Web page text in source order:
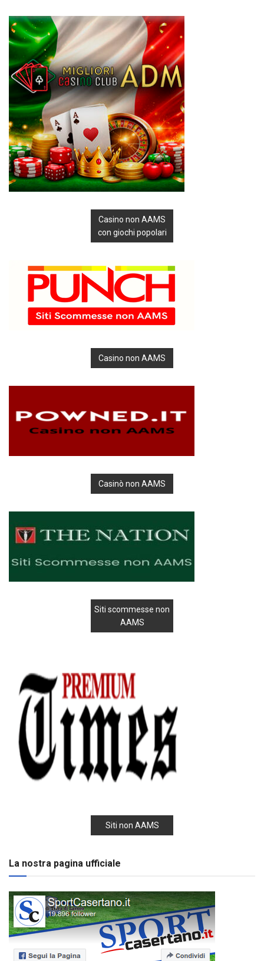
Casino non AAMS
con giochi popolari
Casino non AAMS
Casinò non AAMS
Siti scommesse non
AAMS
Siti non AAMS
La nostra pagina ufficiale